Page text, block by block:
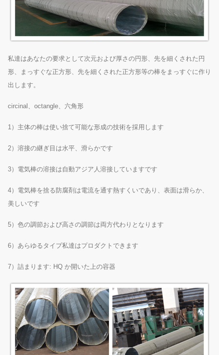
私達はあなたの要求として次元および厚さの円形、先を細くされた円
形、まっすぐな正方形、先を細くされた正方形等の棒をまっすぐに作り
出します。
circinal、octangle、六角形
1）主体の棒は使い捨て可能な形成の技術を採用します
2）溶接の継ぎ目は水平、滑らかです
3）電気棒の溶接は自動アジア人溶接していますです
4）電気棒を捨る防腐剤は電流を通す熱すくいであり、表面は滑らか、
美しいです
5）色の調節および高さの調節は両方代わりとなります
6）あらゆるタイプ私達はプロダクトできます
7）詰まります: HQ か開いた上の容器